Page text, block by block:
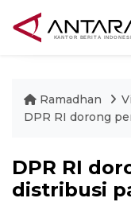
Ramadhan
DPR RI dorong
DPR RI
distribusi